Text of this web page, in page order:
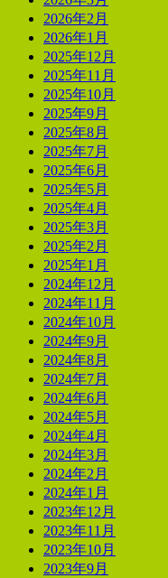
2026年2月
2026年1月
2025年12月
2025年11月
2025年10月
2025年9月
2025年8月
2025年7月
2025年6月
2025年5月
2025年4月
2025年3月
2025年2月
2025年1月
2024年12月
2024年11月
2024年10月
2024年9月
2024年8月
2024年7月
2024年6月
2024年5月
2024年4月
2024年3月
2024年2月
2024年1月
2023年12月
2023年11月
2023年10月
2023年9月